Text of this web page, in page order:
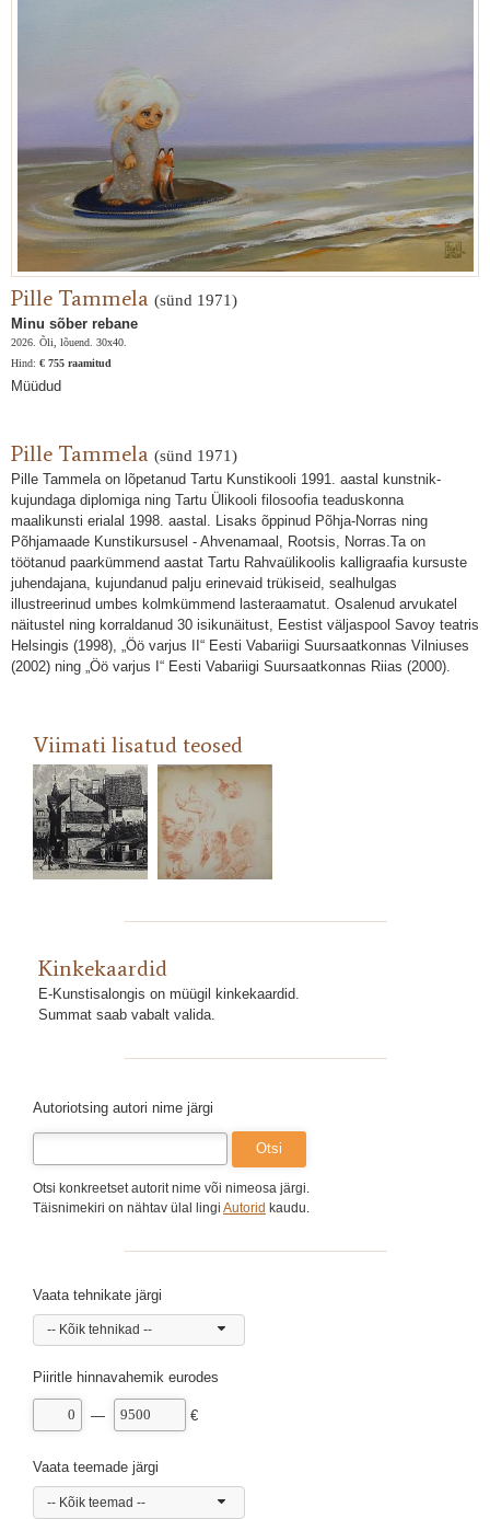
Minu sõber rebane, Pille
Pille Tammela (sünd 1971)
Minu sõber rebane
2026. Õli, lõuend. 30x40.
Hind: € 755 raamitud
Müüdud
Pille Tammela (sünd 1971)
Pille Tammela on lõpetanud Tartu Kunstikooli 1991. aastal kunstnik-
kujundaga diplomiga ning Tartu Ülikooli filosoofia teaduskonna
maalikunsti erialal 1998. aastal. Lisaks õppinud Põhja-Norras ning
Põhjamaade Kunstikursusel - Ahvenamaal, Rootsis, Norras.Ta on
töötanud paarkümmend aastat Tartu Rahvaülikoolis kalligraafia kursuste
juhendajana, kujundanud palju erinevaid trükiseid, sealhulgas
illustreerinud umbes kolmkümmend lasteraamatut. Osalenud arvukatel
näitustel ning korraldanud 30 isikunäitust, Eestist väljaspool Savoy teatris
Helsingis (1998), „Öö varjus II“ Eesti Vabariigi Suursaatkonnas Vilniuses
(2002) ning „Öö varjus I“ Eesti Vabariigi Suursaatkonnas Riias (2000).
Viimati lisatud teosed
Kinkekaardid
E-Kunstisalongis on müügil kinkekaardid.
Summat saab vabalt valida.
Autoriotsing autori nime järgi
Otsi konkreetset autorit nime või nimeosa järgi.
Täisnimekiri on nähtav ülal lingi Autorid kaudu.
Vaata tehnikate järgi
-- Kõik tehnikad --
Piiritle hinnavahemik eurodes
— €
Vaata teemade järgi
-- Kõik teemad --